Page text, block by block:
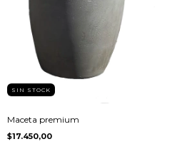
SIN STOCK
Maceta premium
$17.450,00